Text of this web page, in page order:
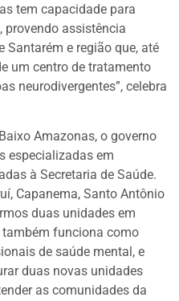
tem capacidade para
provendo assistência
Santarém e região que, até
um centro de tratamento
neurodivergentes”, celebra
Amazonas, o governo
especializadas em
à Secretaria de Saúde.
Capanema, Santo Antônio
duas unidades em
também funciona como
de saúde mental, e
duas novas unidades
as comunidades da